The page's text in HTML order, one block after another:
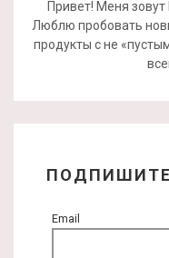
Привет! Меня
Люблю пробовать
продукты с не
Email